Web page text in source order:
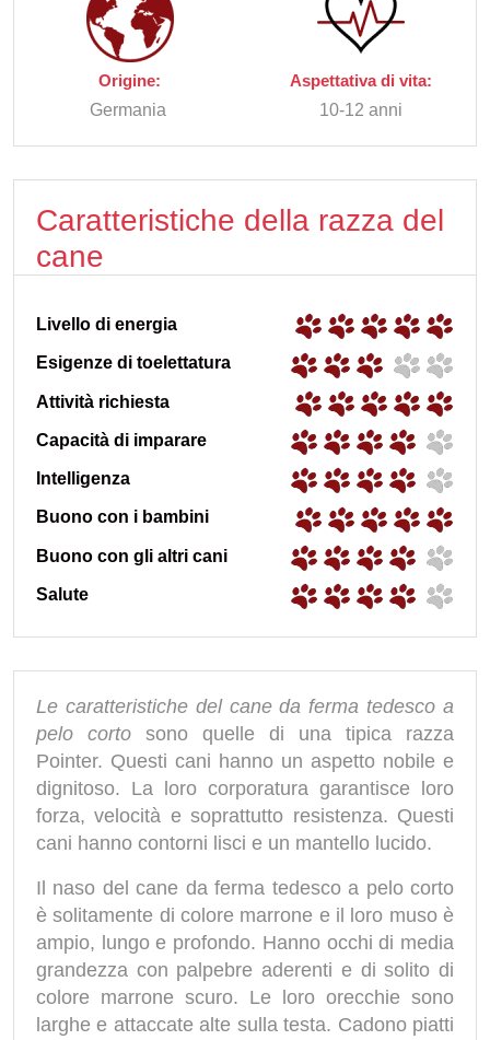
Origine:
Germania
Aspettativa di vita:
10-12 anni
Caratteristiche della razza del
cane
Livello di energia
Esigenze di toelettatura
Attività richiesta
Capacità di imparare
Intelligenza
Buono con i bambini
Buono con gli altri cani
Salute
Le caratteristiche del cane da ferma tedesco a
pelo corto sono quelle di una tipica razza
Pointer. Questi cani hanno un aspetto nobile e
dignitoso. La loro corporatura garantisce loro
forza, velocità e soprattutto resistenza. Questi
cani hanno contorni lisci e un mantello lucido.
Il naso del cane da ferma tedesco a pelo corto
è solitamente di colore marrone e il loro muso è
ampio, lungo e profondo. Hanno occhi di media
grandezza con palpebre aderenti e di solito di
colore marrone scuro. Le loro orecchie sono
larghe e attaccate alte sulla testa. Cadono piatti